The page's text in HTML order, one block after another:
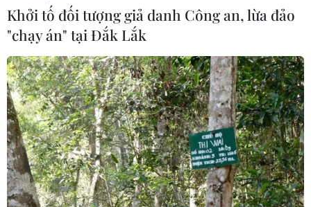
Điện mừng kỷ niệm lần thứ 74 Ngày
Quốc khánh Cộng hòa Arab Ai Cập
24/07/2026 00:00
Thảm sát ở Tây Bắc Nigeria, ít nhất
24 người đã thiệt mạng
23/07/2026 22:47
Khởi tố đối tượng giả danh Công an, lừa đảo
"chạy án" tại Đắk Lắk